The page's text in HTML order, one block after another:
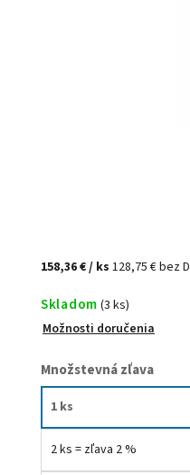
158,36 €/ ks128,75 € bez
Skladom (3 ks)
Možnosti doručenia
Množstevná zľava
1 ks
2 ks = zľava 2 %